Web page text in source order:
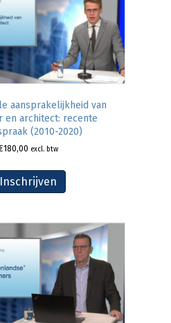
aansprakelijkheid van
en architect: recente
(2010-2020)
180,00 excl. btw
Inschrijven